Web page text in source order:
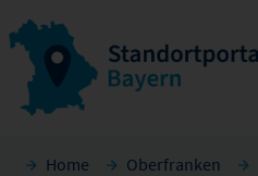
Home Oberfranken